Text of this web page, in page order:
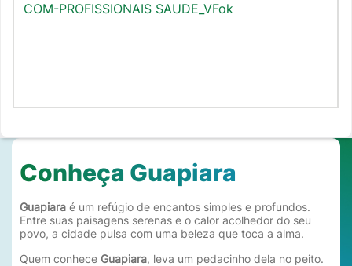
COM-PROFISSIONAIS SAUDE_VFok
Conheça Guapiara
Guapiara é um refúgio de encantos simples e profundos.
Entre suas paisagens serenas e o calor acolhedor do seu
povo, a cidade pulsa com uma beleza que toca a alma.
Quem conhece Guapiara, leva um pedacinho dela no peito.